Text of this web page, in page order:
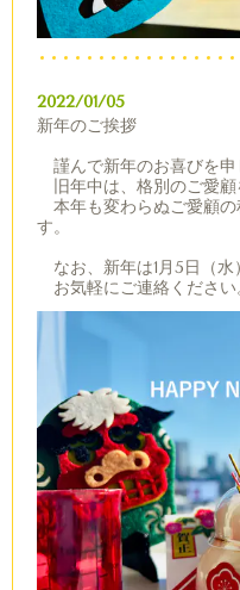
2022/01/05
新年のご挨拶
謹んで新年のお喜びを申
旧年中は、格別のご愛顧
本年も変わらぬご愛顧の
す。
なお、新年は1月5日（水
お気軽にご連絡ください